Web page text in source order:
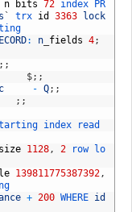
n bits 72 index
PR
` trx id 3363
lock
: n fields 4;
; ;
$; ;
- Q; ;
; ;
index
read
size 1128, 2 row lo
139811775387392,
+ 200 WHERE id